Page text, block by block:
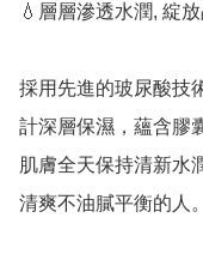
💧層層滲透水潤, 綻
採用先進的玻尿酸技
計深層保濕，蘊含膠
肌膚全天保持清新水
清爽不油膩平衡的人。